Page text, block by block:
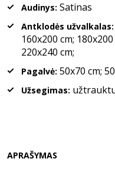
Audinys: Satinas
Antklodės užvalkalas:
160x200 cm;
220x240 cm;
Pagalvė: 50x70 cm;
Užsegimas:
APRAŠYMAS